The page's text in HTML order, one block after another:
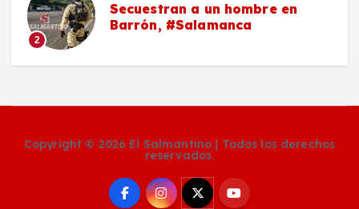
2
Secuestran a un hombre en
Barrón, #Salamanca
Copyright © 2026 El Salmantino | Todos los derechos
reservados.